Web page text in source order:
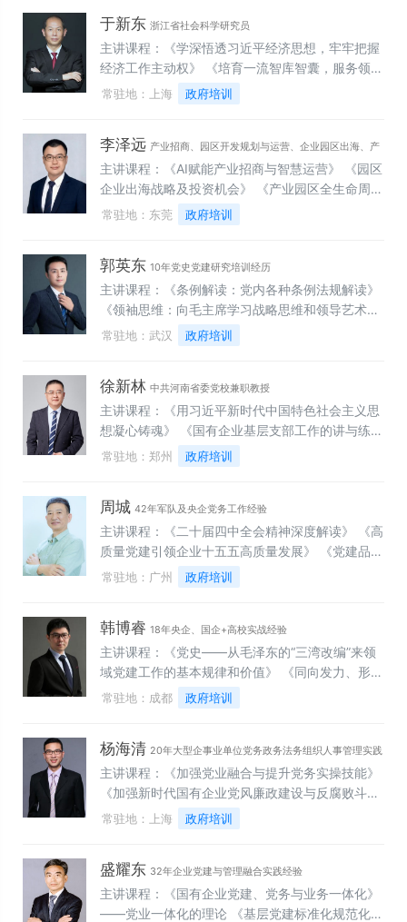
综合管理技能》
于新东 浙江省社会科学研究员
主讲课程：《学深悟透习近平经济思想，牢牢把握
经济工作主动权》 《培育一流智库智囊，服务领导
决策咨询——内参专报写作实操》 《学深悟透十五
五顶层设计与战略擘画，奋力开创中国式现代化新
代中国特色社会主义思想与新时代领导力提升》
《持续深化国有企业改革，加快培育世界一流企
业》 《科学研判当前中国经济形势，加快建设现代
化经济体系》 《深入分析当前国际局势和热点，全
面开创中国大国外交新局面》 《高质量党建引领高
常驻地：上海 政府培训
李泽远 产业招商、园区开发规划与运营、企业园区出海、产
业地产投融资
主讲课程：《AI赋能产业招商与智慧运营》 《园区
企业出海战略及投资机会》 《产业园区全生命周期
管理：规划、招商和运营实战》 《产业思维下的园
区深度运营：从体系搭建到专业园区实务拆解》
开发与运营》 《新形势下的产业地产如何破冰——
产业思维下的投资招商运营》
常驻地：东莞 政府培训
郭英东 10年党史党建研究培训经历
主讲课程：《条例解读：党内各种条例法规解读》
《领袖思维：向毛主席学习战略思维和领导艺术》
《党建廉政：新时代国企党风廉政建设新形势新要
作实务》 《党建创新：新时代国企党建创新与党业
融合实践》 《再创辉煌：党的二十大报告精神解读
与银行发展策略》 《青年担当：中国式现代化道路
上青年人的使命担当》
常驻地：武汉 政府培训
徐新林 中共河南省委党校兼职教授
主讲课程：《用习近平新时代中国特色社会主义思
想凝心铸魂》 《国有企业基层支部工作的讲与练》
《提升意识形态工作能力 做好新时期思想政治工
部书记谈心谈话实务》 《如何高质量开展“三会一
课”》 《支部工作条例与国企党建标准化建设》
《中国共产党统一战线工作条例》解读《持之以恒
正风肃纪，加强国有企业党风廉政建设》 《建设清
廉金融文化 弘扬新风正气》 《中国共产党纪律检
百年之问》 《从历次党代会看中华民族复兴历程》
《中国共产党百年反腐历程与启示》 《跟着红歌学
党史》 《矛盾论 实践论及当代价值》《从脱贫攻
坚到乡村振兴——中央1号文件解读》 《全面深化
改革扩大开放 谱写中国式现代化新篇章——党的二
华民族伟大复兴——二十大精神学习辅导》 《认真
学习新党章 严格遵守新党章——党的二十大党章学
习辅导》
常驻地：郑州 政府培训
周城 42年军队及央企党务工作经验
主讲课程：《二十届四中全会精神深度解读》 《高
质量党建引领企业十五五高质量发展》 《党建品牌
建设》 《基层党建工作实务》 《落实全面从严治
党主体责任》 《新时代，如何做好党支部书记》
务——支部条例与三会一课》
常驻地：广州 政府培训
韩博睿 18年央企、国企+高校实战经验
主讲课程：《党史——从毛泽东的“三湾改编”来领
域党建工作的基本规律和价值》 《同向发力、形成
合力——从中央经济工作会议看中国经济高质量发
《从高规格、高标准、高质量，走好中国特色金融
发展之路中央金融工作会议解读》 《党建业务“四
融合”助推高质量发展》 《学习贯彻党的二十届二
中全会精神》 《掌握马克思主义的看家本领，在工
作中发挥优势献计出力》
常驻地：成都 政府培训
杨海清 20年大型企事业单位党务政务法务组织人事管理实践
经验
主讲课程：《加强党业融合与提升党务实操技能》
《加强新时代国有企业党风廉政建设与反腐败斗
争》《习近平新时代中国特色社会主义思想》《档
案法实施条例解读与运用》《人工智能时代背景下
彩职场人生-公文写作技巧提升培训》《企业人力
资源管理法律风险防控与企业合规体系建设》《企
业工会干部培训（综合素养、民主管理、情绪心理
常驻地：上海 政府培训
盛耀东 32年企业党建与管理融合实践经验
主讲课程：《国有企业党建、党务与业务一体化》
——党业一体化的理论 《基层党建标准化规范化考